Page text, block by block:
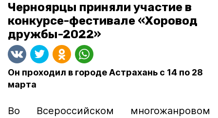
Черноярцы приняли участие в
конкурсе-фестивале «Хоровод
дружбы-2022»
Он проходил в городе Астрахань с 14 по 28
марта
Во Всероссийском многожанровом